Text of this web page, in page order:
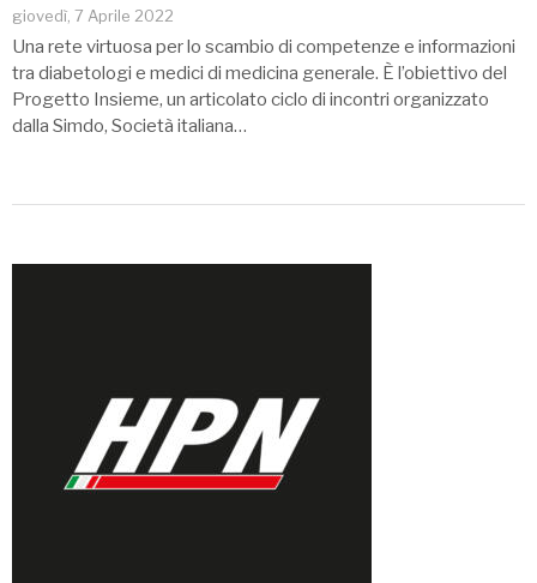
giovedì, 7 Aprile 2022
Una rete virtuosa per lo scambio di competenze e informazioni
tra diabetologi e medici di medicina generale. È l’obiettivo del
Progetto Insieme, un articolato ciclo di incontri organizzato
dalla Simdo, Società italiana…